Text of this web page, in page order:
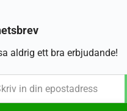
aldrig ett bra erbjudande!